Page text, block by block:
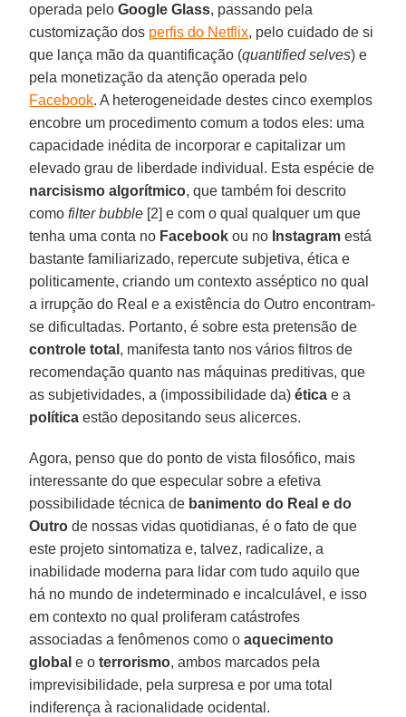
operada peloGoogle Glass, passando pela
customização dos perfis do Netflix, pelo cuidado de si
que lança mão da quantificação (quantified selves) e
pela monetização da atenção operada pelo
Facebook. A heterogeneidade destes cinco exemplos
encobre um procedimento comum a todos eles: uma
capacidade inédita de incorporar e capitalizar um
elevado grau de liberdade individual. Esta espécie de
narcisismo algorítmico, que também foi descrito
como filter bubble [2] e com o qual qualquer um que
tenha uma conta no Facebook ou no Instagram está
bastante familiarizado, repercute subjetiva, ética e
politicamente, criando um contexto asséptico no qual
a irrupção do Real e a existência do Outro encontram-
se dificultadas. Portanto, é sobre esta pretensão de
controle total , manifesta tanto nos vários filtros de
recomendação quanto nas máquinas preditivas, que
as subjetividades, a (impossibilidade da)ética e a
política estão depositando seus alicerces.
Agora, penso que do ponto de vista filosófico, mais
interessante do que especular sobre a efetiva
possibilidade técnica de banimento do Real e do
Outro de nossas vidas quotidianas, é o fato de que
este projeto sintomatiza e, talvez, radicalize, a
inabilidade moderna para lidar com tudo aquilo que
há no mundo de indeterminado e incalculável, e isso
em contexto no qual proliferam catástrofes
associadas a fenômenos como o aquecimento
global e oterrorismo, ambos marcados pela
imprevisibilidade, pela surpresa e por uma total
indiferença à racionalidade ocidental.